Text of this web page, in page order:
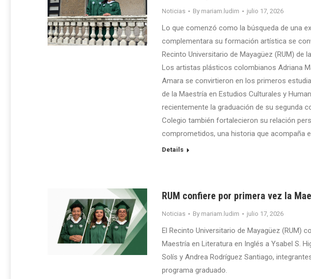
Noticias By mariam.ludim julio 17, 2026
Lo que comenzó como la búsqueda de una
complementara su formación artística se
Recinto Universitario de Mayagüez (RUM) de
Los artistas plásticos colombianos Adriana
Amara se convirtieron en los primeros
de la Maestría en Estudios Culturales y
recientemente la graduación de su segunda
Colegio también fortalecieron su relación
comprometidos, una historia que acompaña
Details
RUM confiere por primera vez la
Noticias By mariam.ludim julio 17, 2026
El Recinto Universitario de Mayagüez (RUM)
Maestría en Literatura en Inglés a Ysabel S.
Solís y Andrea Rodríguez Santiago,
programa graduado.